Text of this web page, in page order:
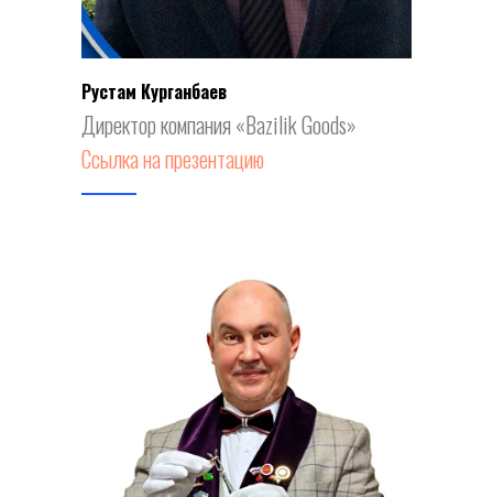
Рустам Курганбаев
Директор компания «Bazilik Goods»
Ссылка на презентацию